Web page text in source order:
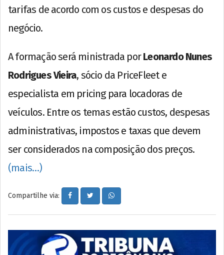
tarifas de acordo com os custos e despesas do
negócio.
A formação será ministrada porLeonardo Nunes
Rodrigues Vieira, sócio da PriceFleet e
especialista em pricing para locadoras de
veículos. Entre os temas estão custos, despesas
administrativas, impostos e taxas que devem
ser considerados na composição dos preços.
(mais…)
Compartilhe via: